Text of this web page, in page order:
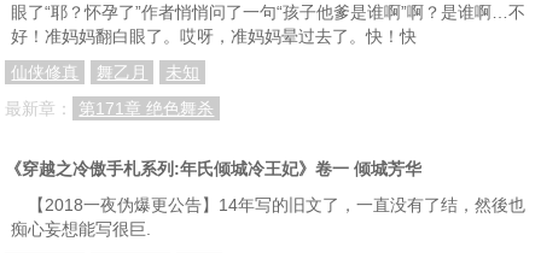
眼了“耶？怀孕了”作者悄悄问了一句“孩子他爹是谁啊”啊？是谁啊…不
好！准妈妈翻白眼了。哎呀，准妈妈晕过去了。快！快
仙侠修真
舞乙月
未知
最新章：
第171章 绝色舞杀
《穿越之冷傲手札系列:年氏倾城冷王妃》卷一 倾城芳华
【2018一夜伪爆更公告】14年写的旧文了，一直没有了结，然後也
痴心妄想能写很巨.